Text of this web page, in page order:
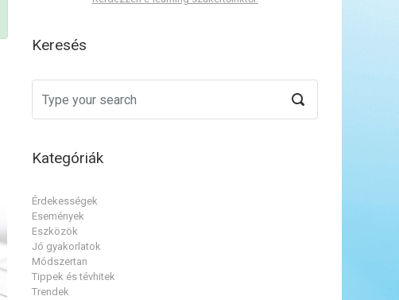
Keresés
Kategóriák
Érdekességek
Események
Eszközök
Jó gyakorlatok
Módszertan
Tippek és tévhitek
Trendek